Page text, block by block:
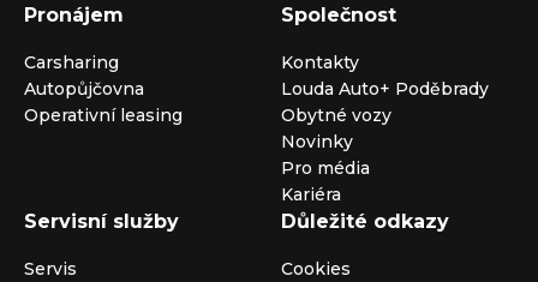
Pronájem
Carsharing
Autopůjčovna
Operativní leasing
Společnost
Kontakty
Louda Auto+ Poděbrady
Obytné vozy
Novinky
Pro média
Kariéra
Servisní služby
Servis
Důležité odkazy
Cookies